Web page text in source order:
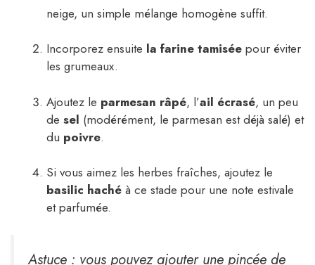
neige, un simple mélange homogène suffit.
Incorporez ensuite la farine tamisée pour éviter
les grumeaux.
Ajoutez le parmesan râpé, l’ail écrasé, un peu
de sel (modérément, le parmesan est déjà salé) et
du poivre.
Si vous aimez les herbes fraîches, ajoutez le
basilic haché à ce stade pour une note estivale
et parfumée.
Astuce : vous pouvez ajouter une pincée de